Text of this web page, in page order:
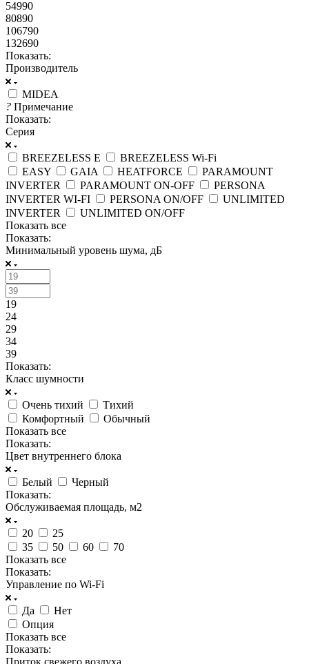
54990
80890
106790
132690
Показать:
Производитель
MIDEA
? Примечание
Показать:
Серия
BREEZELESS E
BREEZELESS Wi-Fi
EASY
GAIA HEATFORCE
PARAMOUNT
INVERTER
PARAMOUNT ON-OFF
PERSONA
INVERTER WI-FI
PERSONA ON/OFF
UNLIMITED
INVERTER
UNLIMITED ON/OFF
Показать все
Показать:
Минимальный уровень шума, дБ
19
24
29
34
39
Показать:
Класс шумности
Очень тихий
Тихий
Комфортный
Обычный
Показать все
Показать:
Цвет внутреннего блока
Белый
Черный
Показать:
Обслуживаемая площадь, м2
20
25
35
50 60
70
Показать все
Показать:
Управление по Wi-Fi
Да
Нет
Опция
Показать все
Показать:
Приток свежего воздуха